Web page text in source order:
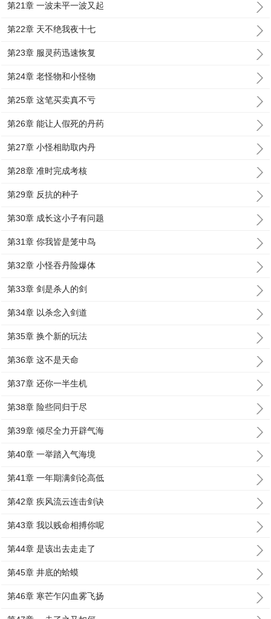
第21章 一波未平一波又起
第22章 天不绝我夜十七
第23章 服灵药迅速恢复
第24章 老怪物和小怪物
第25章 这笔买卖真不亏
第26章 能让人假死的丹药
第27章 小怪相助取内丹
第28章 准时完成考核
第29章 反抗的种子
第30章 成长这小子有问题
第31章 你我皆是笼中鸟
第32章 小怪吞丹险爆体
第33章 剑是杀人的剑
第34章 以杀念入剑道
第35章 换个新的玩法
第36章 这不是天命
第37章 还你一半生机
第38章 险些同归于尽
第39章 倾尽全力开辟气海
第40章 一举踏入气海境
第41章 一年期满剑论高低
第42章 疾风流云连击剑诀
第43章 我以贱命相搏你呢
第44章 是该出去走走了
第45章 井底的蛤蟆
第46章 寒芒乍闪血雾飞扬